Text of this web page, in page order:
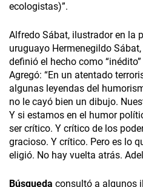
ecologistas)”.
Alfredo Sábat, ilustrador en la
uruguayo Hermenegildo
definió el hecho como
Agregó: “En un atentado
algunas leyendas del
no le cayó bien un dibujo.
Y si estamos en el humor
ser crítico. Y crítico de los
gracioso. Y crítico. Pero es lo
eligió. No hay vuelta atrás.
Búsqueda consultó a algunos